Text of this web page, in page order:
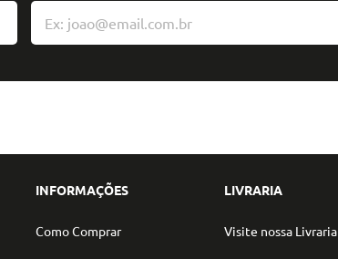
INFORMAÇÕES
Como Comprar
LIVRARIA
Visite nossa Livraria